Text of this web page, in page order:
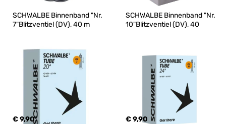
SCHWALBE Binnenband "Nr.
7"Blitzventiel (DV), 40 m
€ 9,90
SCHWALBE Binnenband "Nr.
10"Blitzventiel (DV), 40
€ 9,90